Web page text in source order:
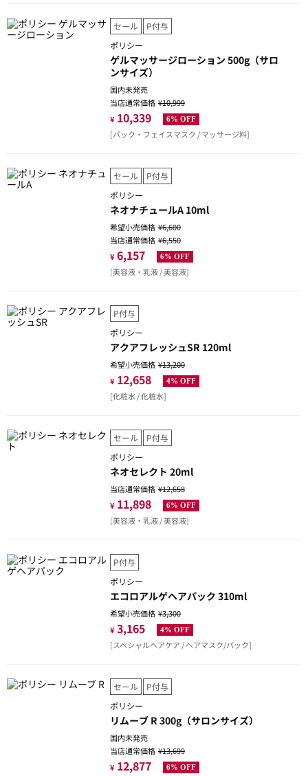
セール
P付与
ポリシー
ゲルマッサージローション 500g（サロ
ンサイズ）
国内未発売
当店通常価格¥10,999
¥ 10,339 6% OFF
[パック・フェイスマスク / マッサージ料]
セール
P付与
ポリシー
ネオナチュールA 10ml
希望小売価格¥6,600
当店通常価格¥6,550
¥ 6,157 6% OFF
[美容液・乳液 / 美容液]
P付与
ポリシー
アクアフレッシュSR 120ml
希望小売価格¥13,200
¥ 12,658 4% OFF
[化粧水 / 化粧水]
セール
P付与
ポリシー
ネオセレクト 20ml
当店通常価格¥12,658
¥ 11,898 6% OFF
[美容液・乳液 / 美容液]
P付与
ポリシー
エコロアルゲヘアパック 310ml
希望小売価格¥3,300
¥ 3,165 4% OFF
[スペシャルヘアケア / ヘアマスク/パック]
セール
P付与
ポリシー
リムーブ R 300g（サロンサイズ）
国内未発売
当店通常価格¥13,699
¥ 12,877 6% OFF